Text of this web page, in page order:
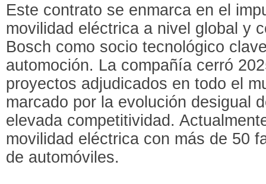
Este contrato se enmarca en el
movilidad eléctrica a nivel global y
Bosch como socio tecnológico
automoción. La compañía cerró
proyectos adjudicados en todo el
marcado por la evolución desigual
elevada competitividad.
movilidad eléctrica con más de 50
de automóviles.